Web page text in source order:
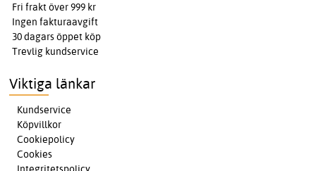
Fri frakt över 999 kr
Ingen fakturaavgift
30 dagars öppet köp
Trevlig kundservice
Viktiga länkar
Kundservice
Köpvillkor
Cookiepolicy
Cookies